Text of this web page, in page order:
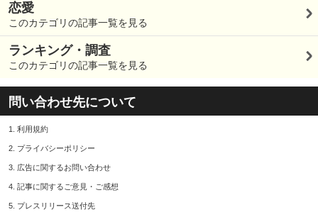
恋愛
このカテゴリの記事一覧を見る
ランキング・調査
このカテゴリの記事一覧を見る
問い合わせ先について
1. 利用規約
2. プライバシーポリシー
3. 広告に関するお問い合わせ
4. 記事に関するご意見・ご感想
5. プレスリリース送付先